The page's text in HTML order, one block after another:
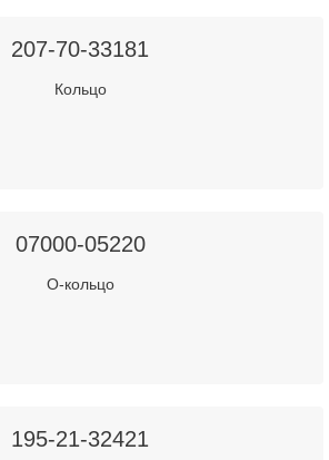
207-70-33181
Кольцо
07000-05220
О-кольцо
195-21-32421